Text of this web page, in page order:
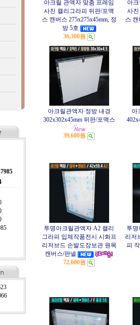
아크릴 관액자 맞춤 프레임
사진 캘리그라피 뒤판/포맥
스 캔버스 275x275x45mm, 정
방 5호
36,300원
아
사
스 캔
아크릴관액자 정방 내경
302x302x45mm 뒤판/포맥스
39,600원
아
투명아크릴관액자 A2 캘리
그라피 입체작품전시 시화프
리저브드 손발도장보관 원목
캔버스/판넬
72,600원
투명
리저
피